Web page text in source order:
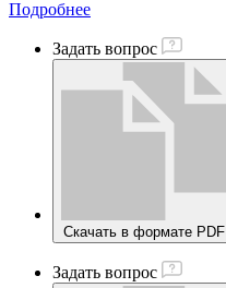
Подробнее
Задать вопрос
Скачать в формате PDF
Задать вопрос